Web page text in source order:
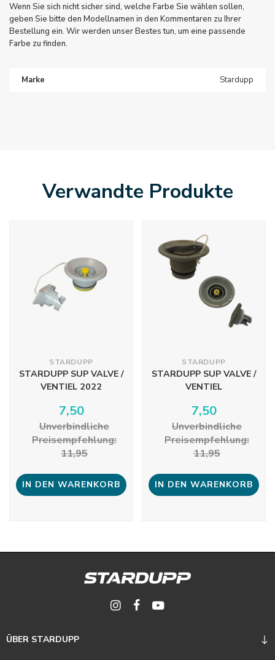
Wenn Sie sich nicht sicher sind, welche Farbe Sie wählen sollen,
geben Sie bitte den Modellnamen in den Kommentaren zu Ihrer
Bestellung ein. Wir werden unser Bestes tun, um eine passende
Farbe zu finden.
Marke Stardupp
Verwandte Produkte
STARDUPP
STARDUPP SUP VALVE /
VENTIEL 2022
7,50
Unverbindliche
Preisempfehlung:
11,95
IN DEN WARENKORB
STARDUPP
STARDUPP SUP VALVE /
VENTIEL
7,50
Unverbindliche
Preisempfehlung:
11,95
IN DEN WARENKORB
ÜBER STARDUPP